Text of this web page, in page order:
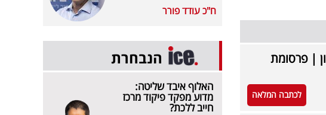
| פרסומת
לכתבה המלאה
ח"כ עודד פורר
הנבחרת
האלוף איבד שליטה:
מדוע מפקד פיקוד מרכז
חייב ללכת?